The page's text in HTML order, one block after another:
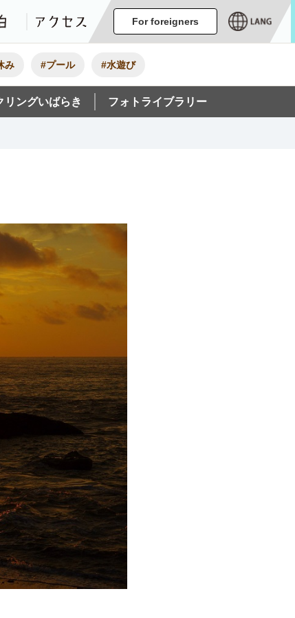
イベント グルメ・みやげ宿泊 アクセス
For foreigners
み #プール #水遊び
リングいばらき フォトライブラリー